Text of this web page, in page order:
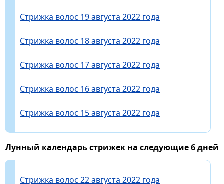
Стрижка волос 19 августа 2022 года
Стрижка волос 18 августа 2022 года
Стрижка волос 17 августа 2022 года
Стрижка волос 16 августа 2022 года
Стрижка волос 15 августа 2022 года
Лунный календарь стрижек на следующие 6 дней
Стрижка волос 22 августа 2022 года